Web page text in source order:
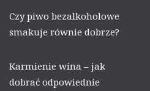
Czy piwo bezalkoholowe
smakuje równie dobrze?
Karmienie wina – jak
dobrać odpowiednie